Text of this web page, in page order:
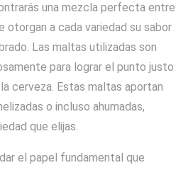
una mezcla perfecta entre
otorgan a cada variedad su sabor
Las maltas utilizadas son
para lograr el punto justo
cerveza. Estas maltas aportan
o incluso ahumadas,
que elijas.
el papel fundamental que